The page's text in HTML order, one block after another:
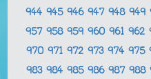
944 945 946 947 948 949
957 958 959 960 961 962
970 971 972 973 974 975
983 984 985 986 987 988